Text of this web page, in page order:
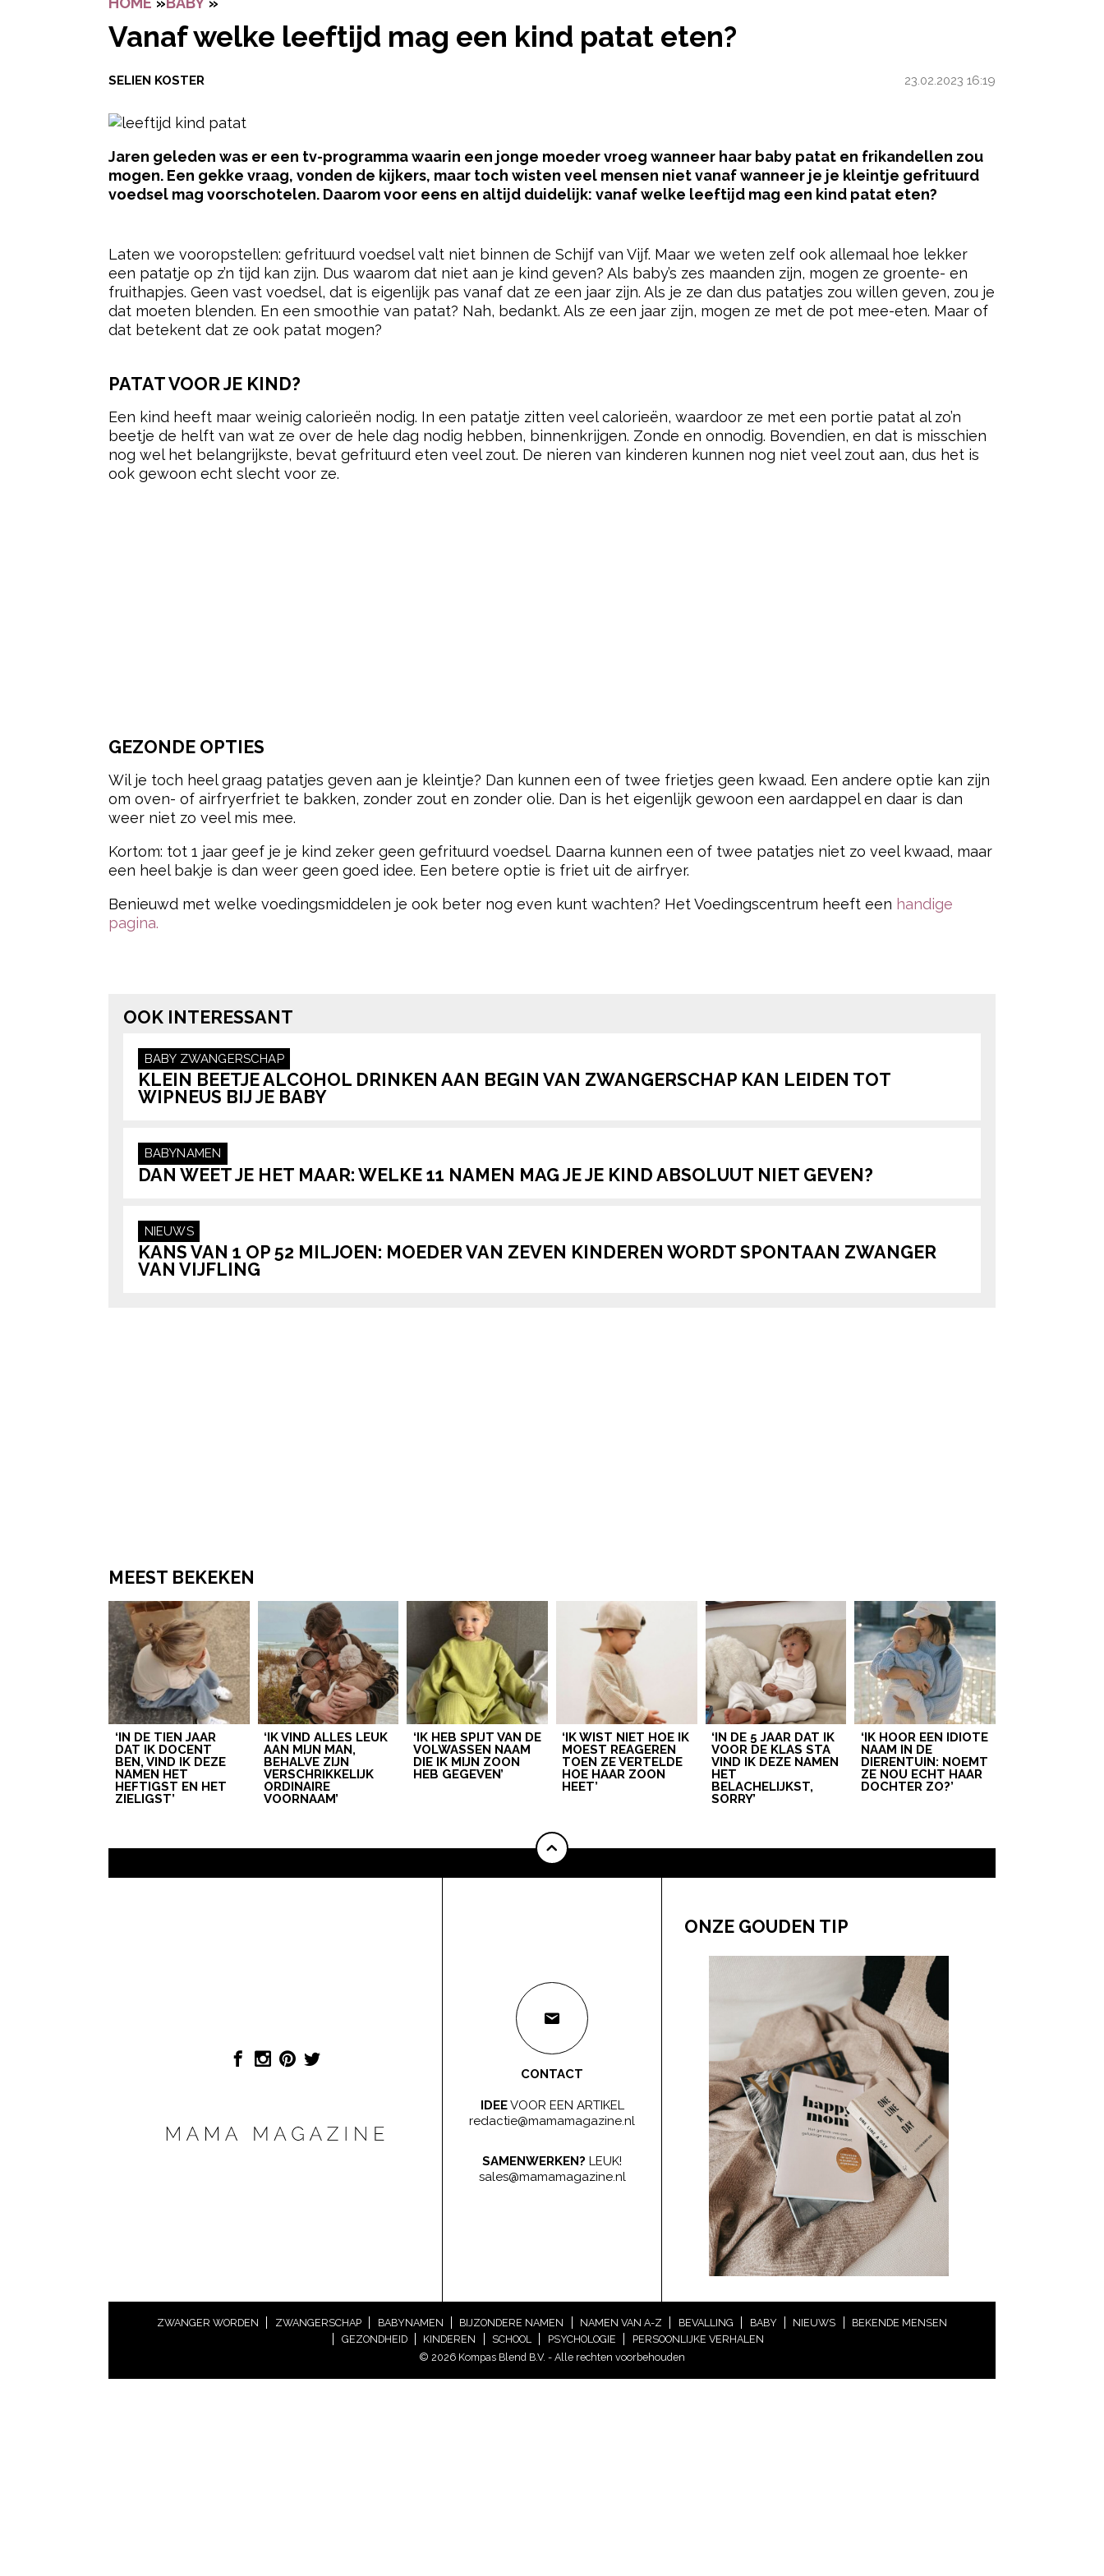
Vanaf welke leeftijd mag een kind patat eten?
SELIEN KOSTER 23.02.2023 16:19
Jaren geleden was er een tv-programma waarin een jonge moeder vroeg wanneer haar baby patat en frikandellen zou
mogen. Een gekke vraag, vonden de kijkers, maar toch wisten veel mensen niet vanaf wanneer je je kleintje gefrituurd
voedsel mag voorschotelen. Daarom voor eens en altijd duidelijk: vanaf welke leeftijd mag een kind patat eten?
Laten we vooropstellen: gefrituurd voedsel valt niet binnen de Schijf van Vijf. Maar we weten zelf ook allemaal hoe lekker
een patatje op z’n tijd kan zijn. Dus waarom dat niet aan je kind geven? Als baby’s zes maanden zijn, mogen ze groente- en
fruithapjes. Geen vast voedsel, dat is eigenlijk pas vanaf dat ze een jaar zijn. Als je ze dan dus patatjes zou willen geven, zou je
dat moeten blenden. En een smoothie van patat? Nah, bedankt. Als ze een jaar zijn, mogen ze met de pot mee-eten. Maar of
dat betekent dat ze ook patat mogen?
PATAT VOOR JE KIND?
Een kind heeft maar weinig calorieën nodig. In een patatje zitten veel calorieën, waardoor ze met een portie patat al zo’n
beetje de helft van wat ze over de hele dag nodig hebben, binnenkrijgen. Zonde en onnodig. Bovendien, en dat is misschien
nog wel het belangrijkste, bevat gefrituurd eten veel zout. De nieren van kinderen kunnen nog niet veel zout aan, dus het is
ook gewoon echt slecht voor ze.
GEZONDE OPTIES
Wil je toch heel graag patatjes geven aan je kleintje? Dan kunnen een of twee frietjes geen kwaad. Een andere optie kan zijn
om oven- of airfryerfriet te bakken, zonder zout en zonder olie. Dan is het eigenlijk gewoon een aardappel en daar is dan
weer niet zo veel mis mee.
Kortom: tot 1 jaar geef je je kind zeker geen gefrituurd voedsel. Daarna kunnen een of twee patatjes niet zo veel kwaad, maar
een heel bakje is dan weer geen goed idee. Een betere optie is friet uit de airfryer.
Benieuwd met welke voedingsmiddelen je ook beter nog even kunt wachten? Het Voedingscentrum heeft een handige
pagina.
OOK INTERESSANT
BABY ZWANGERSCHAP
KLEIN BEETJE ALCOHOL DRINKEN AAN BEGIN VAN ZWANGERSCHAP KAN LEIDEN TOT
WIPNEUS BIJ JE BABY
BABYNAMEN
DAN WEET JE HET MAAR: WELKE 11 NAMEN MAG JE JE KIND ABSOLUUT NIET GEVEN?
NIEUWS
KANS VAN 1 OP 52 MILJOEN: MOEDER VAN ZEVEN KINDEREN WORDT SPONTAAN ZWANGER
VAN VIJFLING
MEEST BEKEKEN
‘IN DE TIEN JAAR
DAT IK DOCENT
BEN, VIND IK DEZE
NAMEN HET
HEFTIGST EN HET
ZIELIGST’
‘IK VIND ALLES LEUK
AAN MIJN MAN,
BEHALVE ZIJN
VERSCHRIKKELIJK
ORDINAIRE
VOORNAAM’
‘IK HEB SPIJT VAN DE
VOLWASSEN NAAM
DIE IK MIJN ZOON
HEB GEGEVEN’
‘IK WIST NIET HOE IK
MOEST REAGEREN
TOEN ZE VERTELDE
HOE HAAR ZOON
HEET’
‘IN DE 5 JAAR DAT IK
VOOR DE KLAS STA
VIND IK DEZE NAMEN
HET
BELACHELIJKST,
SORRY’
‘IK HOOR EEN IDIOTE
NAAM IN DE
DIERENTUIN: NOEMT
ZE NOU ECHT HAAR
DOCHTER ZO?’
CONTACT
IDEEVOOR EEN ARTIKEL
redactie@mamamagazine.nl
SAMENWERKEN? LEUK!
sales@mamamagazine.nl
ONZE GOUDEN TIP
ZWANGER WORDEN ZWANGERSCHAP BABYNAMEN BIJZONDERE NAMEN NAMEN VAN A-Z BEVALLING BABY NIEUWS
BEKENDE MENSEN
GEZONDHEID
KINDEREN SCHOOL PSYCHOLOGIE
PERSOONLIJKE VERHALEN
© 2026 Kompas Blend B.V. - Alle rechten voorbehouden